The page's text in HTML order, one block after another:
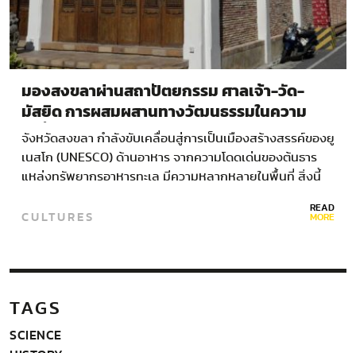
มองสงขลาผ่านสถาปัตยกรรม ศาลเจ้า-วัด-
มัสยิด การผสมผสานทางวัฒนธรรมในความ
เปลี่ยนแปลง
จังหวัดสงขลา กำลังขับเคลื่อนสู่การเป็นเมืองสร้างสรรค์ของยู
เนสโก (UNESCO) ด้านอาหาร จากความโดดเด่นของต้นธาร
แหล่งทรัพยากรอาหารทะเล มีความหลากหลายในพื้นที่ สิ่งนี้
CULTURES READ
MORE
TAGS
SCIENCE